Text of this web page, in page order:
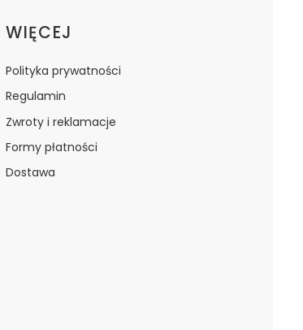
WIĘCEJ
Polityka prywatności
Regulamin
Zwroty i reklamacje
Formy płatności
Dostawa